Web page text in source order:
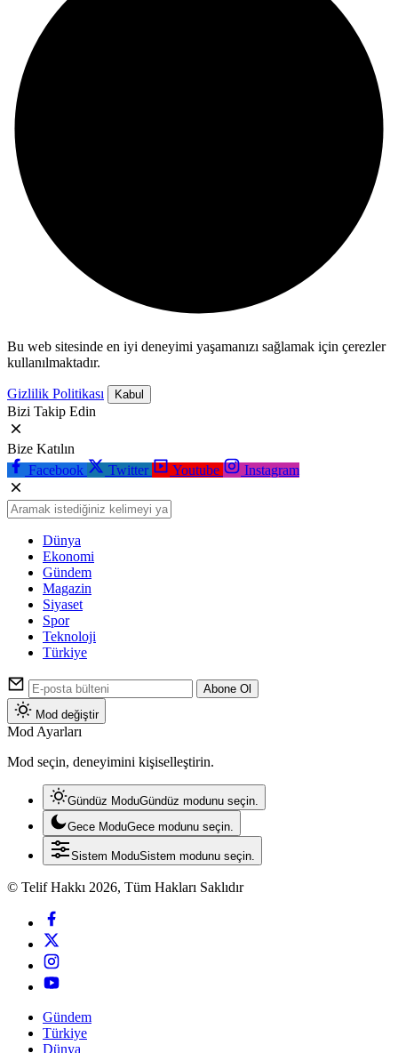
Bu web sitesinde en iyi deneyimi yaşamanızı sağlamak için çerezler
kullanılmaktadır.
Gizlilik Politikası Kabul
Bizi Takip Edin
Bize Katılın
Facebook
Twitter Youtube Instagram
Dünya
Ekonomi
Gündem
Magazin
Siyaset
Spor
Teknoloji
Türkiye
Abone Ol
Mod değiştir
Mod Ayarları
Mod seçin, deneyimini kişiselleştirin.
Gündüz ModuGündüz modunu seçin.
Gece ModuGece modunu seçin.
Sistem ModuSistem modunu seçin.
© Telif Hakkı 2026, Tüm Hakları Saklıdır
Gündem
Türkiye
Dünya